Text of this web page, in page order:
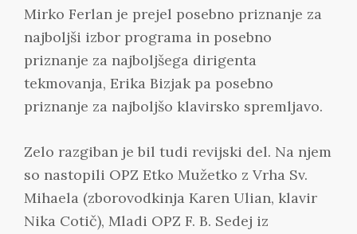
Mirko Ferlan je prejel posebno priznanje za
najboljši izbor programa in posebno
priznanje za najboljšega dirigenta
tekmovanja, Erika Bizjak pa posebno
priznanje za najboljšo klavirsko spremljavo.
Zelo razgiban je bil tudi revijski del. Na njem
so nastopili OPZ Etko Mužetko z Vrha Sv.
Mihaela (zborovodkinja Karen Ulian, klavir
Nika Cotič), Mladi OPZ F. B. Sedej iz